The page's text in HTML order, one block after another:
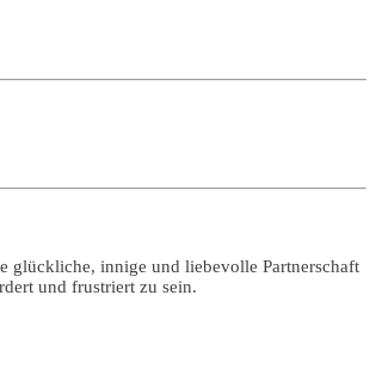
glückliche, innige und liebevolle Partnerschaft
und frustriert zu sein.